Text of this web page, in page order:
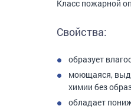
Класс пожарной
Свойства:
образует
моющаяся,
химии без
обладает